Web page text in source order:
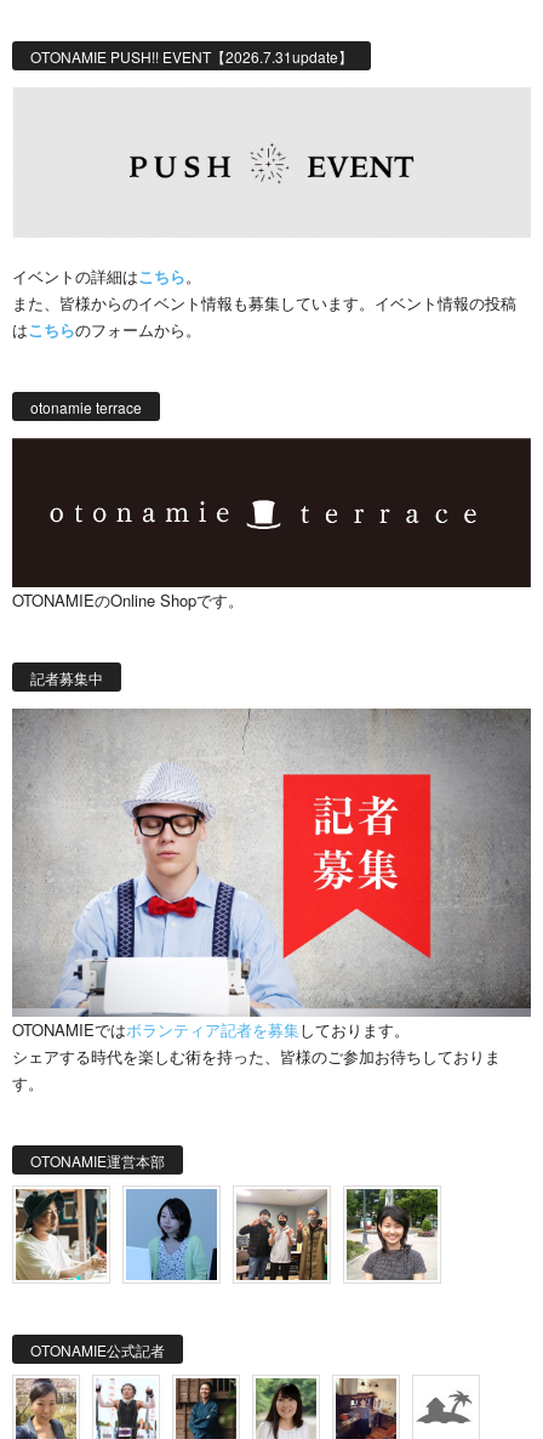
OTONAMIE PUSH!! EVENT【2026.7.31update】
イベントの詳細はこちら。
また、皆様からのイベント情報も募集しています。イベント情報の投稿
はこちらのフォームから。
otonamie terrace
OTONAMIEのOnline Shopです。
記者募集中
OTONAMIEではボランティア記者を募集しております。
シェアする時代を楽しむ術を持った、皆様のご参加お待ちしておりま
す。
OTONAMIE運営本部
OTONAMIE公式記者